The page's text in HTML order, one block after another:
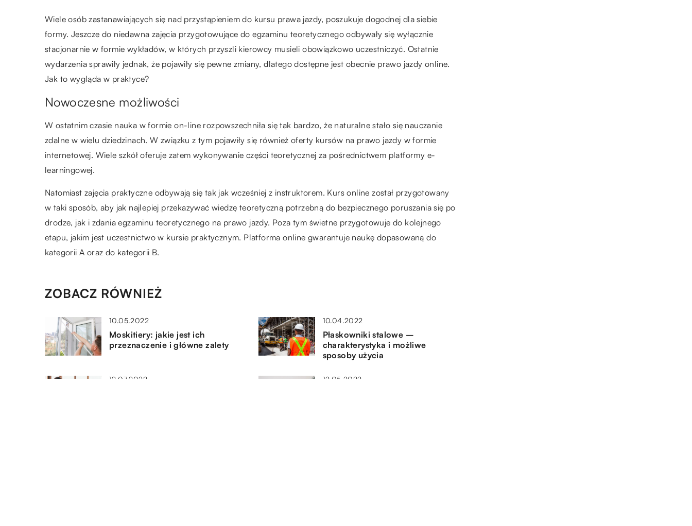
Wiele osób zastanawiających się nad przystąpieniem do kursu prawa jazdy, poszukuje dogodnej dla siebie
formy. Jeszcze do niedawna zajęcia przygotowujące do egzaminu teoretycznego odbywały się wyłącznie
stacjonarnie w formie wykładów, w których przyszli kierowcy musieli obowiązkowo uczestniczyć. Ostatnie
wydarzenia sprawiły jednak, że pojawiły się pewne zmiany, dlatego dostępne jest obecnie prawo jazdy online.
Jak to wygląda w praktyce?
Nowoczesne możliwości
W ostatnim czasie nauka w formie on-line rozpowszechniła się tak bardzo, że naturalne stało się nauczanie
zdalne w wielu dziedzinach. W związku z tym pojawiły się również oferty kursów na prawo jazdy w formie
internetowej. Wiele szkół oferuje zatem wykonywanie części teoretycznej za pośrednictwem platformy e-
learningowej.
Natomiast zajęcia praktyczne odbywają się tak jak wcześniej z instruktorem. Kurs online został przygotowany
w taki sposób, aby jak najlepiej przekazywać wiedzę teoretyczną potrzebną do bezpiecznego poruszania się po
drodze, jak i zdania egzaminu teoretycznego na prawo jazdy. Poza tym świetne przygotowuje do kolejnego
etapu, jakim jest uczestnictwo w kursie praktycznym. Platforma online gwarantuje naukę dopasowaną do
kategorii A oraz do kategorii B.
ZOBACZ RÓWNIEŻ
10.05.2022
Moskitiery: jakie jest ich
przeznaczenie i główne zalety
10.04.2022
Płaskowniki stalowe –
charakterystyka i możliwe
sposoby użycia
12.07.2022 12.05.2022